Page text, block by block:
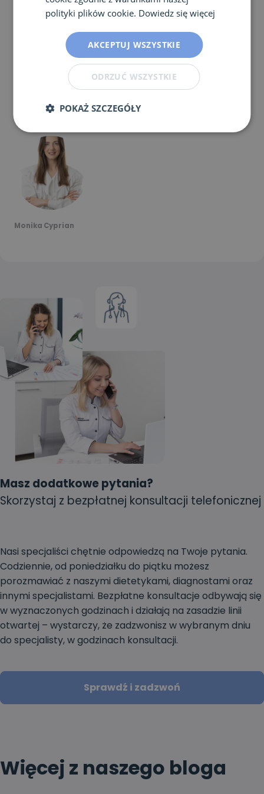
Dostępne z pobraniem krwi w domu +199 zł
Monika Cyprian
Masz dodatkowe pytania?
Skorzystaj z bezpłatnej konsultacji telefonicznej
Nasi specjaliści chętnie odpowiedzą na Twoje pytania.
Codziennie, od poniedziałku do piątku możesz
porozmawiać z naszymi dietetykami, diagnostami oraz
innymi specjalistami. Bezpłatne konsultacje odbywają się
w wyznaczonych godzinach i działają na zasadzie linii
otwartej – wystarczy, że zadzwonisz w wybranym dniu
do specjalisty, w godzinach konsultacji.
Sprawdź i zadzwoń
Więcej z naszego bloga
polityki plików cookie. Dowiedz się więcej
AKCEPTUJ WSZYSTKIE
ODRZUĆ WSZYSTKIE
POKAŻ SZCZEGÓŁY